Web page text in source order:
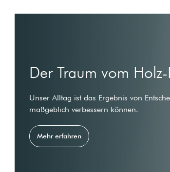
Der Traum vom
Unser Alltag ist das Ergebnis von
maßgeblich verbessern können.
Mehr erfahren